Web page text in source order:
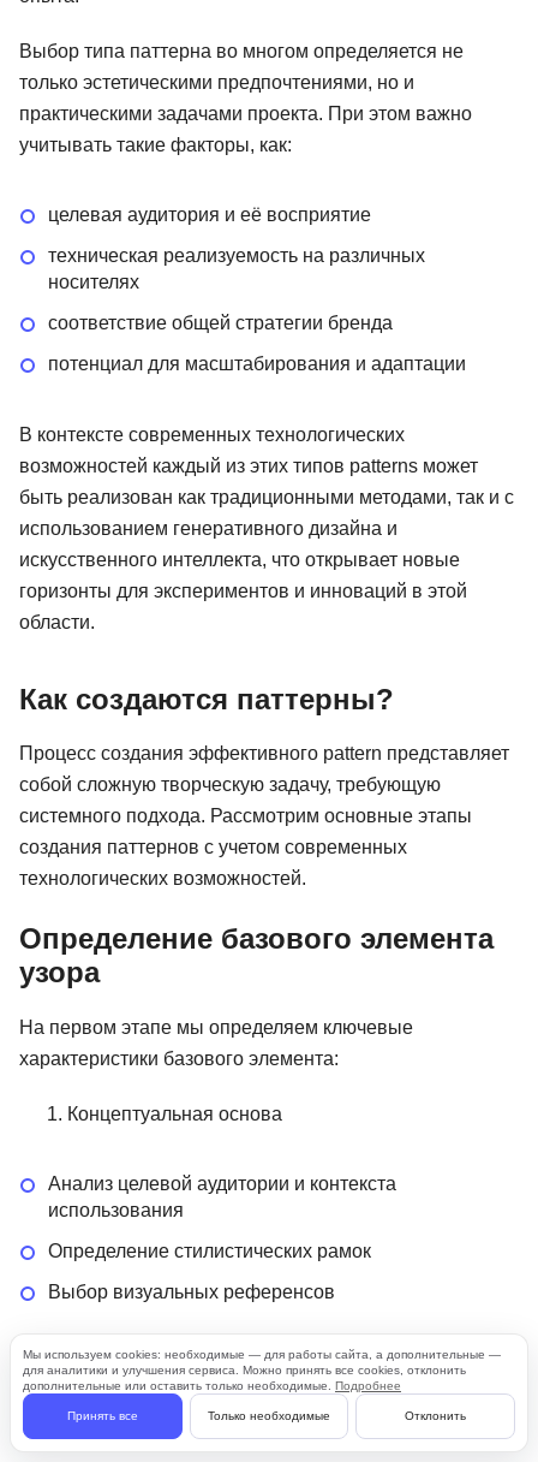
Выбор типа паттерна во многом определяется не
только эстетическими предпочтениями, но и
практическими задачами проекта. При этом важно
учитывать такие факторы, как:
целевая аудитория и её восприятие
техническая реализуемость на различных
носителях
соответствие общей стратегии бренда
потенциал для масштабирования и адаптации
В контексте современных технологических
возможностей каждый из этих типов patterns может
быть реализован как традиционными методами, так и с
использованием генеративного дизайна и
искусственного интеллекта, что открывает новые
горизонты для экспериментов и инноваций в этой
области.
Как создаются паттерны?
Процесс создания эффективного pattern представляет
собой сложную творческую задачу, требующую
системного подхода. Рассмотрим основные этапы
создания паттернов с учетом современных
технологических возможностей.
Определение базового элемента
узора
На первом этапе мы определяем ключевые
характеристики базового элемента:
Концептуальная основа
Анализ целевой аудитории и контекста
использования
Определение стилистических рамок
Выбор визуальных референсов
Техническая проработка
Определение оптимального размера элементов
Мы используем cookies: необходимые — для работы сайта, а дополнительные —
для аналитики и улучшения сервиса. Можно принять все cookies, отклонить
дополнительные или оставить только необходимые. Подробнее
Принять все Только необходимые Отклонить